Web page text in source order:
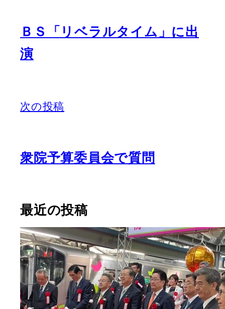
ＢＳ「リベラルタイム」に出
演
次の投稿
衆院予算委員会で質問
最近の投稿